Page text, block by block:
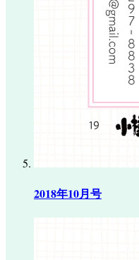
2018年10月号